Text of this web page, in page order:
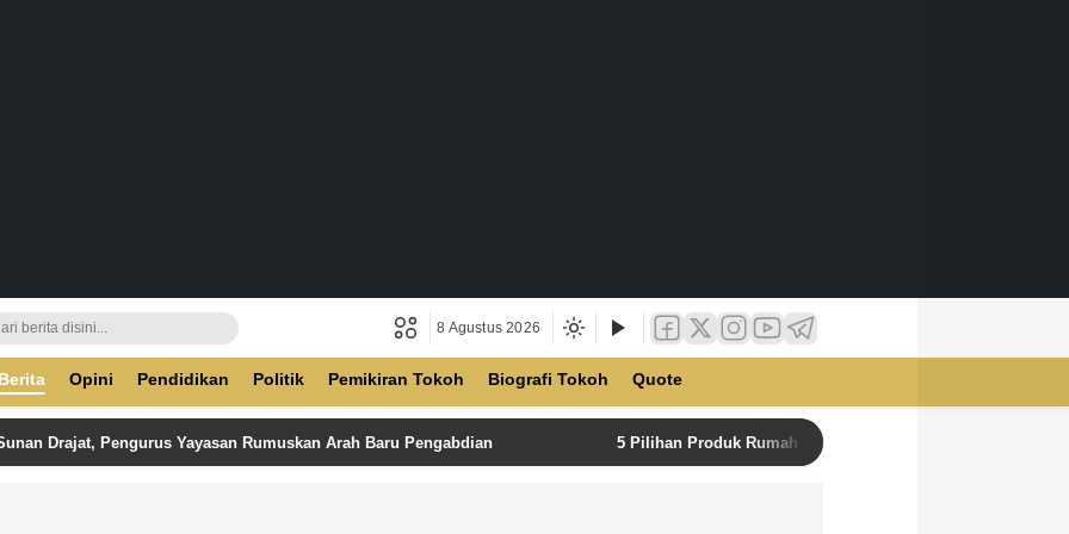
8 Agustus 2026
Berita Opini Pendidikan Politik Pemikiran Tokoh Biografi Tokoh Quote
Drajat, Pengurus Yayasan Rumuskan Arah Baru Pengabdian 5 Pilihan Produk Rumah Tangga Terbaik di Unilever Store